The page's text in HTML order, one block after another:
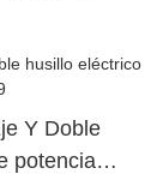
Y Doble
potencia